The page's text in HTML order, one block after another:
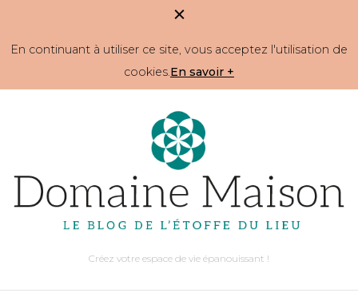
En continuant à utiliser ce site, vous acceptez l'utilisation de
cookies.En savoir +
Créez votre espace de vie épanouissant !